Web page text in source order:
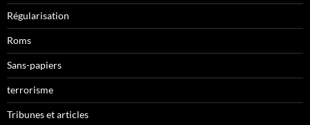
Régularisation
Roms
Sans-papiers
terrorisme
Tribunes et articles